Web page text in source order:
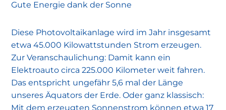
Gute Energie dank der Sonne
Diese Photovoltaikanlage wird im Jahr insgesamt
etwa 45.000 Kilowattstunden Strom erzeugen.
Zur Veranschaulichung: Damit kann ein
Elektroauto circa 225.000 Kilometer weit fahren.
Das entspricht ungefähr 5,6 mal der Länge
unseres Äquators der Erde. Oder ganz klassisch:
Mit dem erzeugten Sonnenstrom können etwa 17